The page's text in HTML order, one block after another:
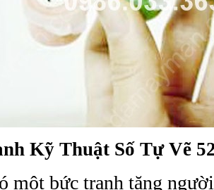
Kỹ Thuật Số Tự Vẽ
một bức tranh tặng